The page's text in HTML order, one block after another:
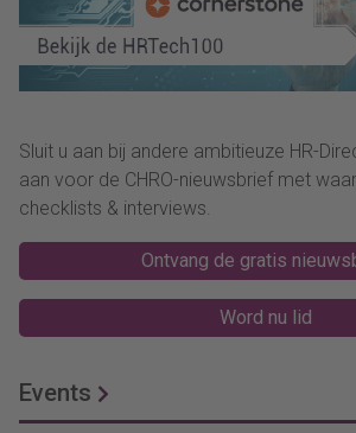
Sluit u aan bij andere ambitieuze HR-
aan voor de CHRO-nieuwsbrief met
checklists & interviews.
Ontvang de gratis
Word nu lid
Events